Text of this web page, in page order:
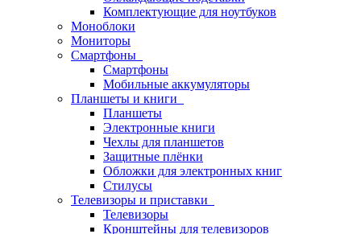
Комплектующие для ноутбуков
Моноблоки
Мониторы
Смартфоны
Смартфоны
Мобильные аккумуляторы
Планшеты и книги
Планшеты
Электронные книги
Чехлы для планшетов
Защитные плёнки
Обложки для электронных книг
Стилусы
Телевизоры и приставки
Телевизоры
Кронштейны для телевизоров